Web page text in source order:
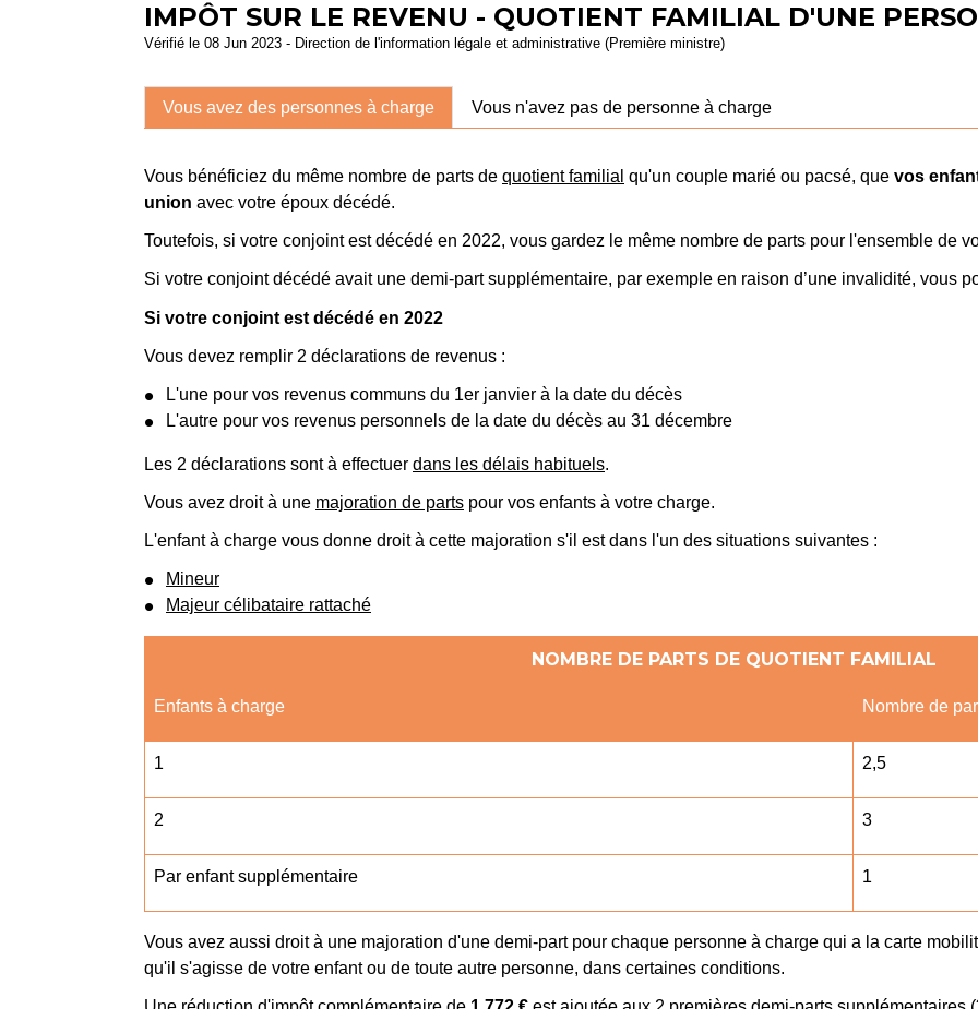
IMPÔT SUR LE REVENU - QUOTIENT FAMILIAL D'UNE
Vérifié le 08 Jun 2023 - Direction de l'information légale et administrative (Première ministre)
Vous avez des personnes à charge Vous n'avez pas de personne à charge
Vous bénéficiez du même nombre de parts de quotient familial qu'un couple marié ou pacsé, que vos
union avec votre époux décédé.
Toutefois, si votre conjoint est décédé en 2022, vous gardez le même nombre de parts pour l'ensemble de
Si votre conjoint décédé avait une demi-part supplémentaire, par exemple en raison d’une invalidité, vous
Si votre conjoint est décédé en 2022
Vous devez remplir 2 déclarations de revenus :
L'une pour vos revenus communs du 1er janvier à la date du décès
L'autre pour vos revenus personnels de la date du décès au 31 décembre
Les 2 déclarations sont à effectuer dans les délais habituels.
Vous avez droit à une majoration de parts pour vos enfants à votre charge.
L'enfant à charge vous donne droit à cette majoration s'il est dans l'un des situations suivantes :
Mineur
Majeur célibataire rattaché
NOMBRE DE PARTS DE QUOTIENT FAMILIAL
Enfants à charge Nombre de
1 2,5
2 3
Par enfant supplémentaire 1
Vous avez aussi droit à une majoration d'une demi-part pour chaque personne à charge qui a la carte
qu'il s'agisse de votre enfant ou de toute autre personne, dans certaines conditions.